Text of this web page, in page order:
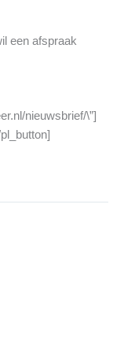
een afspraak
nieuwsbrief/\”]